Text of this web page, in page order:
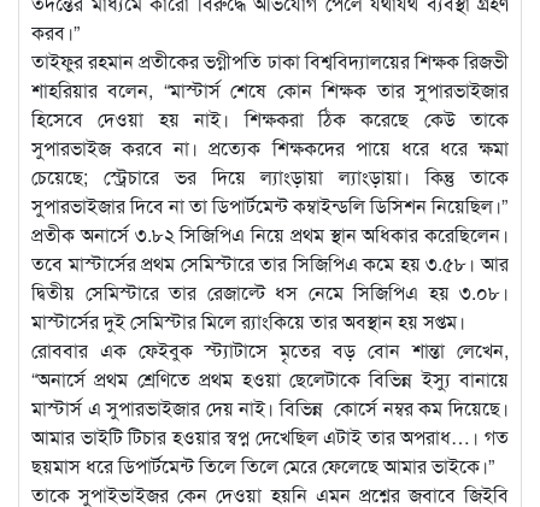
করব।”
তাইফুর রহমান প্রতীকের ভগ্নীপতি ঢাকা বিশ্ববিদ্যালয়ের শিক্ষক রিজভী
শাহরিয়ার বলেন, “মাস্টার্স শেষে কোন শিক্ষক তার সুপারভাইজার
হিসেবে দেওয়া হয় নাই। শিক্ষকরা ঠিক করেছে কেউ তাকে
সুপারভাইজ করবে না। প্রত্যেক শিক্ষকদের পায়ে ধরে ধরে ক্ষমা
চেয়েছে; স্ট্রেচারে ভর দিয়ে ল্যাংড়ায়া ল্যাংড়ায়া। কিন্তু তাকে
সুপারভাইজার দিবে না তা ডিপার্টমেন্ট কম্বাইন্ডলি ডিসিশন নিয়েছিল।”
প্রতীক অনার্সে ৩.৮২ সিজিপিএ নিয়ে প্রথম স্থান অধিকার করেছিলেন।
তবে মাস্টার্সের প্রথম সেমিস্টারে তার সিজিপিএ কমে হয় ৩.৫৮। আর
দ্বিতীয় সেমিস্টারে তার রেজাল্টে ধস নেমে সিজিপিএ হয় ৩.০৮।
মাস্টার্সের দুই সেমিস্টার মিলে র‍্যাংকিয়ে তার অবস্থান হয় সপ্তম।
রোববার এক ফেইবুক স্ট্যাটাসে মৃতের বড় বোন শান্তা লেখেন,
“অনার্সে প্রথম শ্রেণিতে প্রথম হওয়া ছেলেটাকে বিভিন্ন ইস্যু বানায়ে
মাস্টার্স এ সুপারভাইজার দেয় নাই। বিভিন্ন কোর্সে নম্বর কম দিয়েছে।
আমার ভাইটি টিচার হওয়ার স্বপ্ন দেখেছিল এটাই তার অপরাধ…। গত
ছয়মাস ধরে ডিপার্টমেন্ট তিলে তিলে মেরে ফেলেছে আমার ভাইকে।”
তাকে সুপাইভাইজর কেন দেওয়া হয়নি এমন প্রশ্নের জবাবে জিইবি